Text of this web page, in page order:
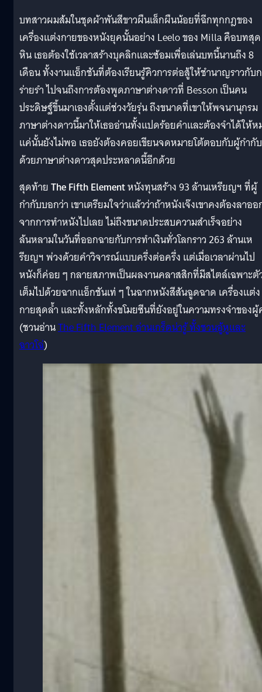
บทสาวผมส้มในชุดผ้าพันสีขาวผืนเล็กผืนน้อยที่ฉีกทุกกฎของ
เครื่องแต่งกายของหนังยุคนั้นอย่าง Leelo ของ Milla คือบทสุด
หิน เธอต้องใช้เวลาสร้างบุคลิกและซ้อมเพื่อเล่นบทนี้นานถึง 8
เดือน ทั้งงานแอ็กชันที่ต้องเรียนรู้คิวการต่อสู้ให้ชำนาญราวกับ
ร่ายรำ ไปจนถึงการต้องพูดภาษาต่างดาวที่ Besson เป็นคน
ประดิษฐ์ขึ้นมาเองตั้งแต่ช่วงวัยรุ่น ถึงขนาดที่เขาให้พจนานุกรม
ภาษาต่างดาวนี้มาให้เธออ่านทั้งแปดร้อยคำและต้องจำได้ให้
แค่นั้นยังไม่พอ เธอยังต้องคอยเขียนจดหมายโต้ตอบกับผู้กำกับ
ด้วยภาษาต่างดาวสุดประหลาดนี้อีกด้วย
สุดท้ายThe Fifth Elementหนังทุนสร้าง 93 ล้านเหรียญฯ ที่ผู้
กำกับบอกว่า เขาเตรียมใจว่าแล้วว่าถ้าหนังเจ๊งเขาคงต้องลาอ
จากการทำหนังไปเลย ไม่ถึงขนาดประสบความสำเร็จอย่าง
ล้นหลามในวันที่ออกฉายกับการทำเงินทั่วโลกราว 263 ล้านเห
รียญฯ พ่วงด้วยคำวิจารณ์แบบครึ่งต่อครึ่ง แต่เมื่อเวลาผ่านไป
หนังก็ค่อย ๆ กลายสภาพเป็นผลงานคลาสสิกที่มีสไตล์เฉพาะตั
เต็มไปด้วยฉากแอ็กชันเท่ ๆ ในฉากหนังสีสันฉูดฉาด เครื่องแต่ง
กายสุดล้ำ และทั้งหลักทั้งขโมยซีนที่ยังอยู่ในความทรงจำของ
(ชวนอ่านThe Fifth Element อ่านเกร็ดน่ารู้ ทั้งชวนอู้หูและ
ฉาวโฉ่)